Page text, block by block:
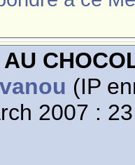
(IP
2007 :